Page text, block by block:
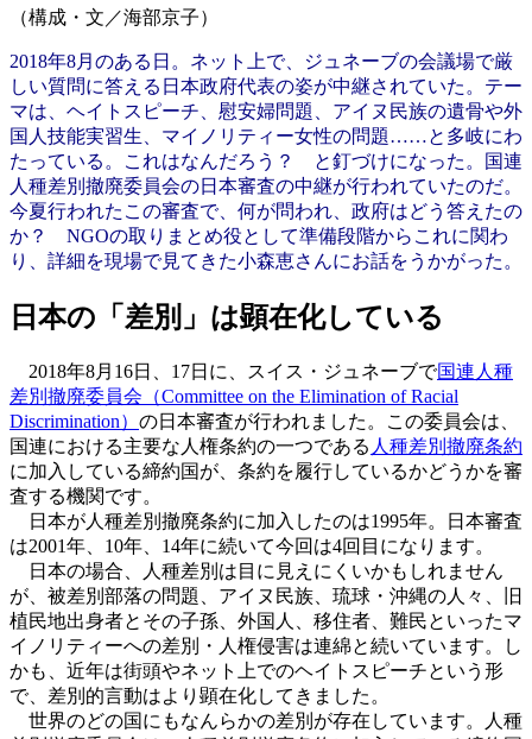
（構成・文／海部京子）
2018年8月のある日。ネット上で、ジュネーブの会議場で厳
しい質問に答える日本政府代表の姿が中継されていた。テー
マは、 ヘイトスピーチ 、慰安婦問題、アイヌ民族の遺骨や外
国人技能実習生、マイノリティー女性の問題……と多岐にわ
たっている。これはなんだろう？ と釘づけになった。国連
人種差別撤廃委員会の日本審査の中継が行われていたのだ。
今夏行われたこの審査で、何が問われ、政府はどう答えたの
か？ NGOの取りまとめ役として準備段階からこれに関わ
り、詳細を現場で見てきた小森恵さんにお話をうかがった。
日本の「差別」は顕在化している
2018年8月16日、17日に、スイス・ジュネーブで国連人種
差別撤廃委員会（Committee on the Elimination of Racial
Discrimination） の日本審査が行われました。この委員会は、
国連における主要な人権条約の一つである 人種差別撤廃条約
に加入している締約国が、条約を履行しているかどうかを審
査する機関です。
日本が人種差別撤廃条約に加入したのは1995年。日本審査
は2001年、10年、14年に続いて今回は4回目になります。
日本の場合、人種差別は目に見えにくいかもしれません
が、被差別部落の問題、アイヌ民族、琉球・沖縄の人々、旧
植民地出身者とその子孫、外国人、移住者、難民といったマ
イノリティーへの差別・人権侵害は連綿と続いています。し
かも、近年は街頭やネット上でのヘイトスピーチという形
で、差別的言動はより顕在化してきました。
世界のどの国にもなんらかの差別が存在しています。人種